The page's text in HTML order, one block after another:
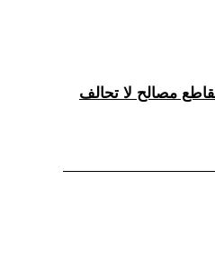
تقاطع مصالح لا تحالف